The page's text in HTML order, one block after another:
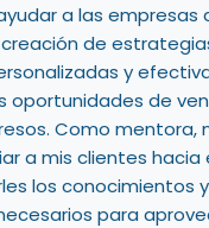
a las empresas
de
y
oportunidades de
Como mentora,
a mis clientes hacia
los conocimientos y
para